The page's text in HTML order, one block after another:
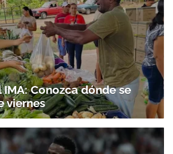
Conozca dónde se
viernes